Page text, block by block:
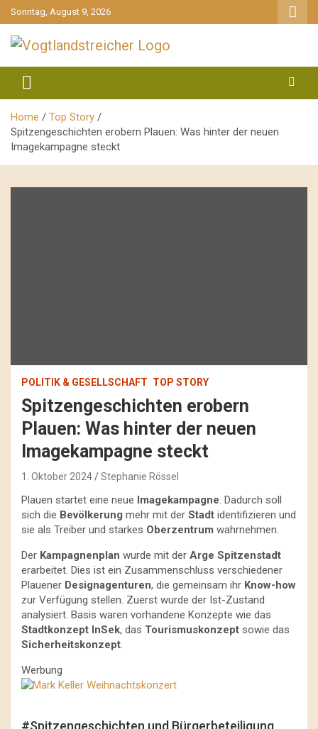
gehe
zum
Inhalt
Sonntag, August 9, 2026
Vogtlandstreicher
Home
Top Story
Spitzengeschichten erobern Plauen: Was hinter der neuen
Imagekampagne steckt
POLITIK & GESELLSCHAFT TOP STORY
Spitzengeschichten erobern
Plauen: Was hinter der neuen
Imagekampagne steckt
1. Oktober 2024 Stephanie Rössel
Plauen startet eine neue Imagekampagne. Dadurch soll
sich die Bevölkerung mehr mit der Stadt identifizieren und
sie als Treiber und starkes Oberzentrum wahrnehmen.
Der Kampagnenplan wurde mit der Arge Spitzenstadt
erarbeitet. Dies ist ein Zusammenschluss verschiedener
Plauener Designagenturen, die gemeinsam ihr Know-how
zur Verfügung stellen. Zuerst wurde der Ist-Zustand
analysiert. Basis waren vorhandene Konzepte wie das
Stadtkonzept InSek, das Tourismuskonzept sowie das
Sicherheitskonzept.
Werbung
#Spitzengeschichten und Bürgerbeteiligung